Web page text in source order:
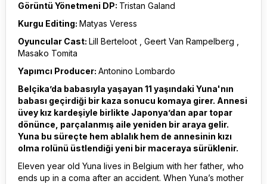
Görüntü Yönetmeni DP: Tristan Galand
Kurgu Editing: Matyas Veress
Oyuncular Cast: Lill Berteloot , Geert Van Rampelberg ,
Masako Tomita
Yapımcı Producer: Antonino Lombardo
Belçika’da babasıyla yaşayan 11 yaşındaki Yuna'nın
babası geçirdiği bir kaza sonucu komaya girer. Annesi
üvey kız kardeşiyle birlikte Japonya’dan apar topar
dönünce, parçalanmış aile yeniden bir araya gelir.
Yuna bu süreçte hem ablalık hem de annesinin kızı
olma rolünü üstlendiği yeni bir maceraya sürüklenir.
Eleven year old Yuna lives in Belgium with her father, who
ends up in a coma after an accident. When Yuna’s mother